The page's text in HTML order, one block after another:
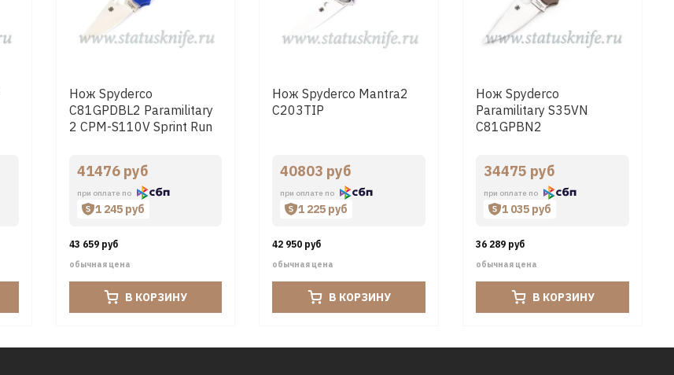
Нож Spyderco
C81GPDBL2 Paramilitary
2 CPM-S110V Sprint Run
41476 руб
при оплате по
1 245 руб
43 659 руб
обычная цена
В КОРЗИНУ
Нож Spyderco Mantra2
C203TIP
40803 руб
при оплате по
1 225 руб
42 950 руб
обычная цена
В КОРЗИНУ
Нож Spyderco
Paramilitary S35VN
C81GPBN2
34475 руб
при оплате по
1 035 руб
36 289 руб
обычная цена
В КОРЗИНУ